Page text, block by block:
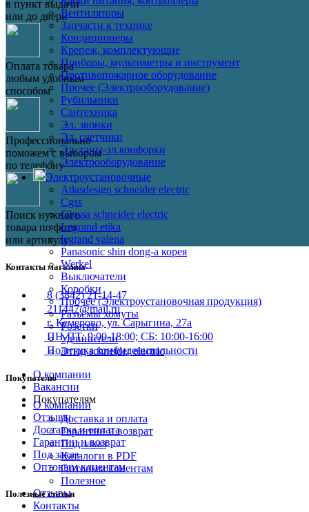
Вентиляторы
Запчасти к технике
Кондиционеры
Крепеж, комплектующие
Приборы, мультиметры и инструмент
Противопожарное оборудование
Прочее (Электрооборудование)
Рубильники
Сантехника
Эл. звонки
Эл. счетчики
Эл. тэны-эл.конфорки
Электрооборудование
Электроустановочные
Atlasdesign schneider electric
Cgss
Glossa schneider electric
Legrand etika
legrand valena
Panasonic shin dong-a корея
Werkel
Выключатели
Коробки
Прочее (Электроустановочная продукция)
Разъемы хомуты
Розетки
Удлинители
Этюд schneider electric
О компании
Вакансии
Покупателям
Доставка и оплата
Гарантии и возврат
Под заказ
Каталоги в PDF
Оптовым клиентам
Полезное
Отзывы
Контакты
в пункт выдачи
или до двери
Оплата товара
любым удобным
способом
Профессионально
поможем с выбором
по телефону
Поиск нужного
товара по фото
или артикулу
Контакты магазина
8 (3842) 21-14-47
211447@mail.ru
г. Кемерово, ул. Сарыгина, 27а
ПН-ПТ: 9:00-18:00; СБ: 10:00-16:00
Политика конфиденциальности
Покупателю
О компании
Отзывы
Доставка и оплата
Гарантии и возврат
Под заказ
Оптовым клиентам
Полезные статьи